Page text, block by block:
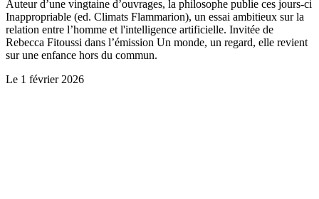
Auteur d’une vingtaine d’ouvrages, la philosophe publie ces jours-ci
Inappropriable (ed. Climats Flammarion), un essai ambitieux sur la
relation entre l’homme et l'intelligence artificielle. Invitée de
Rebecca Fitoussi dans l’émission Un monde, un regard, elle revient
sur une enfance hors du commun.
Le 1 février 2026